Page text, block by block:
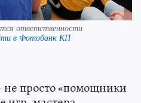
ответственности
в Фотобанк КП
не просто «помощники